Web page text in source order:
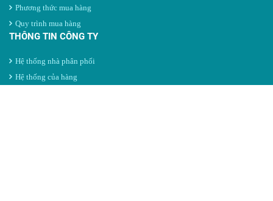
Phương thức mua hàng
Quy trình mua hàng
THÔNG TIN CÔNG TY
Hệ thống nhà phân phối
Hệ thống của hàng